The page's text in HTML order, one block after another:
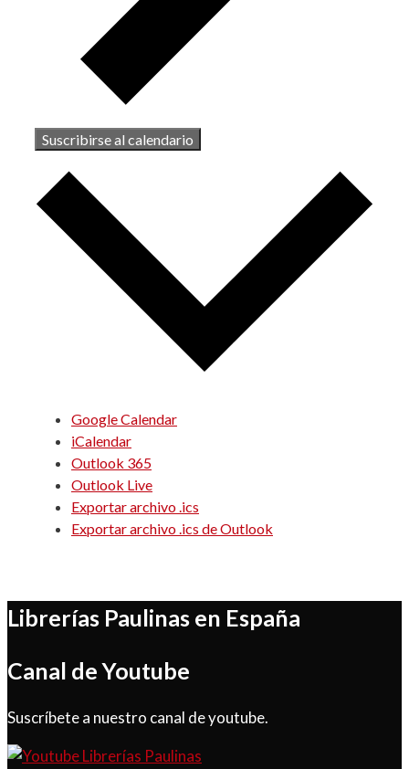
Suscribirse al calendario
Google Calendar
iCalendar
Outlook 365
Outlook Live
Exportar archivo .ics
Exportar archivo .ics de Outlook
Librerías Paulinas en España
Canal de Youtube
Suscríbete a nuestro canal de youtube.